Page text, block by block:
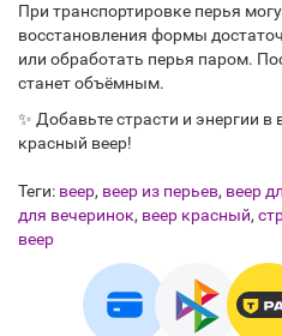
При транспортировке перья
восстановления формы
или обработать перья паром.
станет объёмным.
✨ Добавьте страсти и энергии
красный веер!
Теги: веер, веер из перьев, веер
для вечеринок, веер красный,
веер